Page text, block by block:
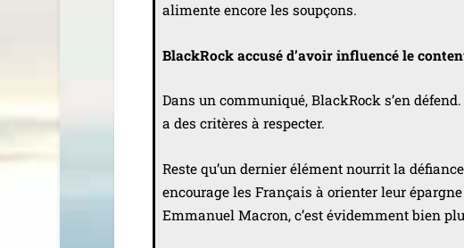
ali­mente encore les soupçons.
BlackRock accu­sé d’a­voir influen­cé le
Dans un com­mu­ni­qué, BlackRock s’en
a des cri­tères à respecter.
Reste qu’un der­nier élé­ment nour­rit la
encou­rage les Français à orien­ter leur
Emmanuel Macron, c’est évi­dem­ment bien